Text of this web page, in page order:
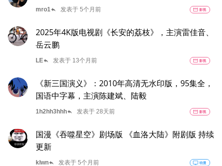
mro1reply 发表于 5个月前 movie 影视
2025年4K版电视剧《长安的荔枝》，主演雷佳音、
岳云鹏
LEreply 发表于 13个月前 movie 影视
《新三国演义》：2010年高清无水印版，95集全，
国语中字幕，主演陈建斌、陆毅
1h2hh3hhhreply 发表于 28天前 movie 影视
国漫《吞噬星空》剧场版 《血洛大陆》附剧版 持续
更新
klwnreply 发表于 5个月前 tv 动漫